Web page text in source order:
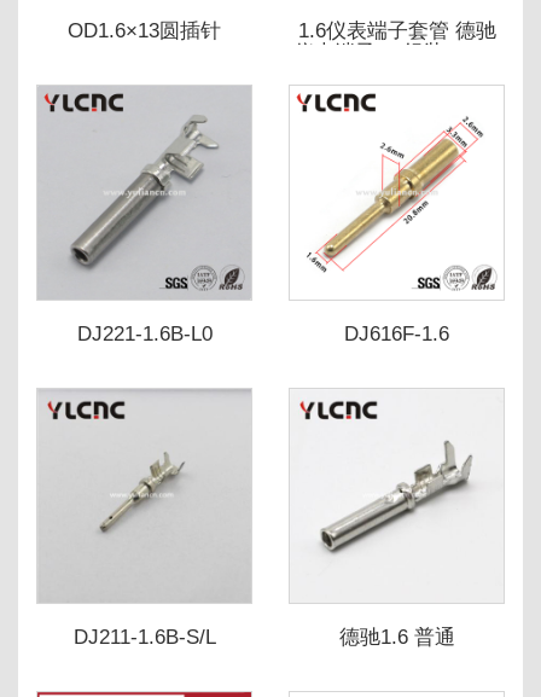
OD1.6×13圆插针
1.6仪表端子套管 德驰
仪表端子1.6组装 1062-
1.6铜管 自动化组装
DJ221-1.6B-L0 DJ616F-1.6
DJ211-1.6B-S/L 德驰1.6 普通